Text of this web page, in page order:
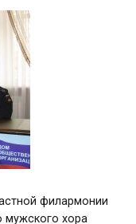
филармонии
мужского хора